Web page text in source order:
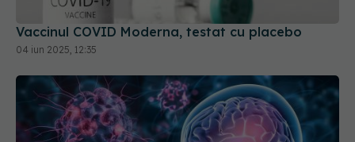
Vaccinul COVID Moderna, testat cu placebo
04 iun 2025, 12:35